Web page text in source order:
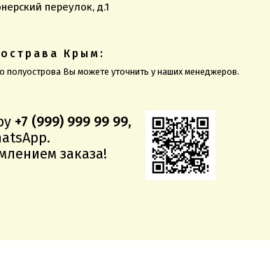
переулок, д.1
Крым:
полуострова Вы можете уточнить у наших менеджеров.
+7 (999) 999 99 99,
заказа!